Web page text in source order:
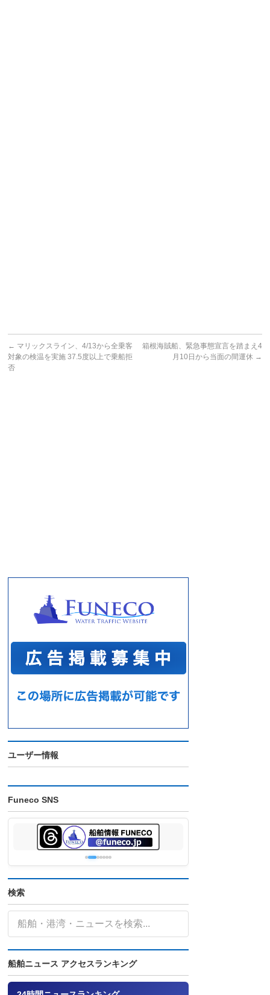
← マリックスライン、4/13から全乗客
対象の検温を実施 37.5度以上で乗船拒
否
箱根海賊船、緊急事態宣言を踏まえ4
月10日から当面の間運休 →
ユーザー情報
Funeco SNS
検索
船舶ニュース アクセスランキング